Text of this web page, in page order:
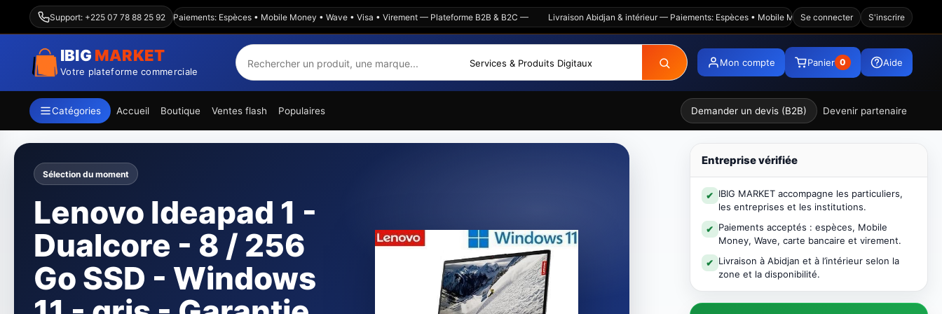
Support: +225 07 78 88 25 92
Livraison Abidjan & intérieur — Paiements: Espèces • Mobile Money • Wave • Visa • Virement — Plateforme B2B & B2C — Livraison Abidjan & intérieur — Paiements: Espèces • Mobile Money • Wave • Visa • Virement —
Se connecter S'inscrire
IBIG MARKET
Votre plateforme commerciale
Mon compte Panier 0 Aide
Catégories Accueil Boutique Ventes flash Populaires Demander un devis (B2B) Devenir partenaire
Sélection du moment
Canon imprimante
jet d'encre pixma
G3410 Paquet A4 -
Entreprise vérifiée
✔ IBIG MARKET accompagne les particuliers,
les entreprises et les institutions.
✔ Paiements acceptés : espèces, Mobile
Money, Wave, carte bancaire et virement.
✔ Livraison à Abidjan et à l’intérieur selon la
zone et la disponibilité.